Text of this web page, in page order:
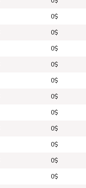
0$
0$
0$
0$
0$
0$
0$
0$
0$
0$
0$